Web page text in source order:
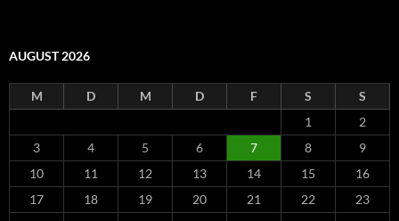
AUGUST 2026
M D M D F S
S
1
2
3
4 5 6 7 8
9
10
11 12 13 14 15
16
17
18 19 20 21 22
23